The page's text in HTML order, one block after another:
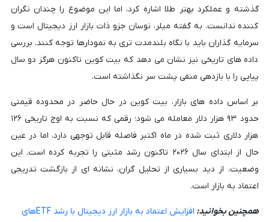
گذشته و عملکرد بهتر طلا اشاره کرد، اما این موضوع را چندان نگران
کننده ندانست. به گفته میلر، نوسان جزو ذات بازار ارز دیجیتال است و
سرمایه گذاران باید با نگاه بلندمدت تری به نمودارها توجه کنند. بررسی
داده های تاریخی نیز نشان می دهد که بیت کوین تاکنون هرگز دو سال
پیاپی را با بازدهی منفی پشت سر نگذاشته است.
بر اساس داده های بازار، بیت کوین در حال حاضر در محدوده قیمتی
حدود ۹۳ هزار دلار معامله می شود؛ رقمی که نسبت به اوج تاریخی ۱۲۶
هزار دلاری ثبت شده در ماه اکتبر فاصله قابل توجهی دارد، اما در عین
حال از ابتدای سال ۲۰۲۶ تاکنون رشد مثبتی را تجربه کرده است. این
وضعیت، از دید بسیاری از تحلیل گران، نشانه ای از بازگشت تدریجی
اعتماد به بازار است.
همچنین بخوانید:
افزایش اعتماد به بازار ارز دیجیتال با رشد ETFهای